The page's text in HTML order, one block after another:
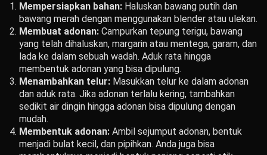
Mempersiapkan bahan: Haluskan bawang putih dan
bawang merah dengan menggunakan blender atau ulekan.
Membuat adonan: Campurkan tepung terigu, bawang
yang telah dihaluskan, margarin atau mentega, garam, dan
lada ke dalam sebuah wadah. Aduk rata hingga
membentuk adonan yang bisa dipulung.
Menambahkan telur: Masukkan telur ke dalam adonan
dan aduk rata. Jika adonan terlalu kering, tambahkan
sedikit air dingin hingga adonan bisa dipulung dengan
mudah.
Membentuk adonan: Ambil sejumput adonan, bentuk
menjadi bulat kecil, dan pipihkan. Anda juga bisa